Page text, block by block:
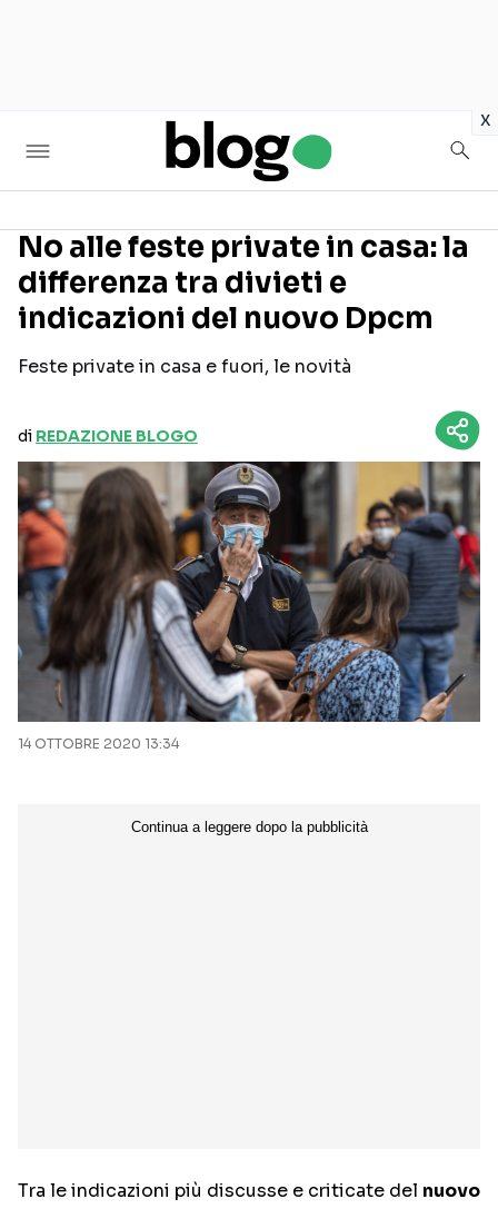
x
Seguici sui social
No alle feste private in casa: la
differenza tra divieti e
indicazioni del nuovo Dpcm
Feste private in casa e fuori, le novità
di REDAZIONE BLOGO
14 OTTOBRE 2020 13:34
Tra le indicazioni più discusse e criticate del nuovo